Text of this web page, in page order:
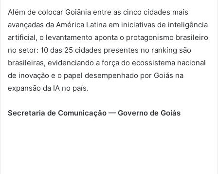
Além de colocar Goiânia entre as cinco cidades mais
avançadas da América Latina em iniciativas de inteligência
artificial, o levantamento aponta o protagonismo brasileiro
no setor: 10 das 25 cidades presentes no ranking são
brasileiras, evidenciando a força do ecossistema nacional
de inovação e o papel desempenhado por Goiás na
expansão da IA no país.
Secretaria de Comunicação — Governo de Goiás